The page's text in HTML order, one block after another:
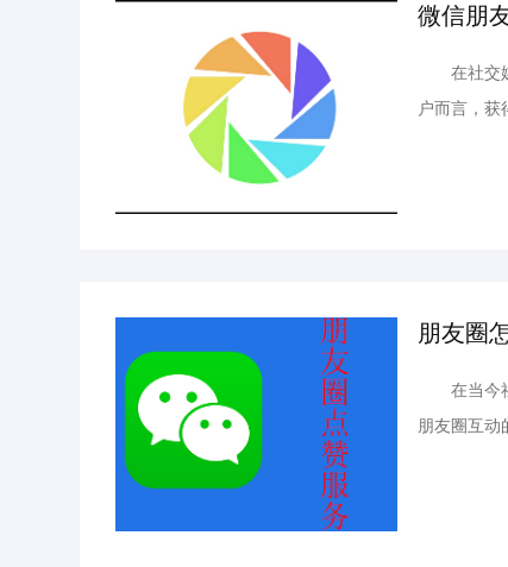
微信朋
在社交媒
户而言，获
朋友圈
在当今社
朋友圈互动